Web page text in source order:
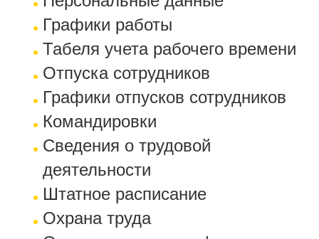
Графики работы
Табеля учета рабочего времени
Отпуска сотрудников
Графики отпусков сотрудников
Командировки
Сведения о трудовой
деятельности
Штатное расписание
Охрана труда